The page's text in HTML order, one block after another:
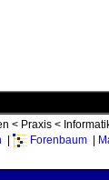
< Praxis <
Forenbaum